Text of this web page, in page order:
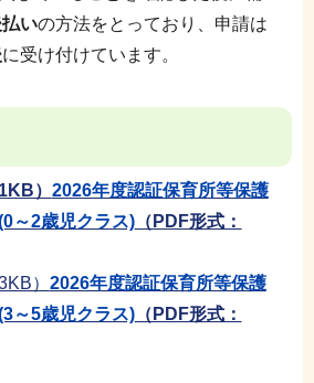
いの方法をとっており、申請は
に受け付けています。
） 2026年度認証保育所等保護
～2歳児クラス)（PDF形式：
） 2026年度認証保育所等保護
～5歳児クラス)（PDF形式：